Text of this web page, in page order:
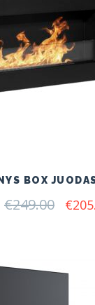
BOX
€249.00 €